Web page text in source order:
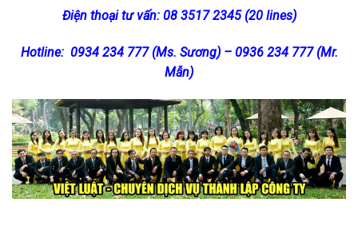
Điện thoại tư vấn: 08 3517 2345 (20 lines)
Hotline: 0934 234 777 (Ms. Sương) – 0936 234 777 (Mr.
Mẫn)